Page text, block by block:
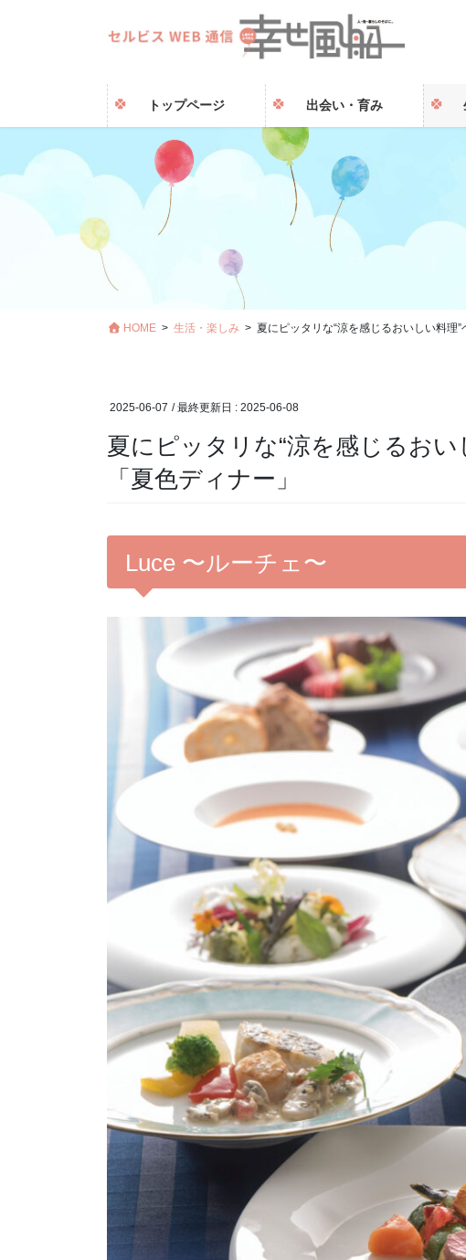
トップページ 出会い・育み
HOME 生活・楽しみ 夏にピッタリな“涼を感じるおいしい料理
2025-06-07 / 最終更新日 : 2025-06-08
夏にピッタリな“涼を感じるお
「夏色ディナー」
Luce 〜ルーチェ〜